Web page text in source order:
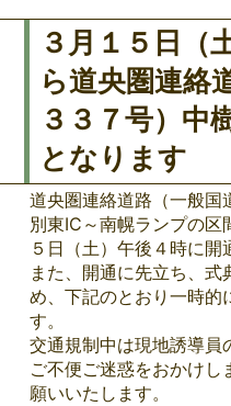
３月１５日（
ら道央圏連絡
３３７号）中
となります
道央圏連絡道路（一般国
別東IC～南幌ランプの区
５日（土）午後４時に開
また、開通に先立ち、
め、下記のとおり一時的
す。
交通規制中は現地誘導員
ご不便ご迷惑をおかけし
願いいたします。